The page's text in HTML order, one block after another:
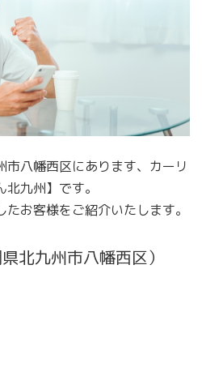
市八幡西区にあります、カーリ
九州】です。
お客様をご紹介いたします。
北九州市八幡西区）